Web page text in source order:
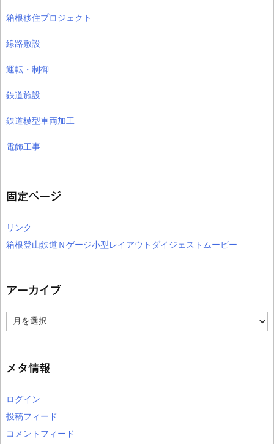
箱根移住プロジェクト
線路敷設
運転・制御
鉄道施設
鉄道模型車両加工
電飾工事
固定ページ
リンク
箱根登山鉄道Ｎゲージ小型レイアウトダイジェストムービー
アーカイブ
ー
ブ
メタ情報
ログイン
投稿フィード
コメントフィード